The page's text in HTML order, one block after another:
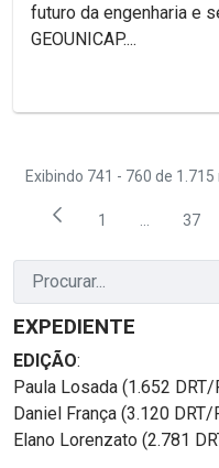
futuro da engenharia e
GEOUNICAP....
Exibindo 741 - 760 de 1.715
Página
1 Páginas
37
EXPEDIENTE
EDIÇÃO:
Paula Losada (1.652 DRT/
Daniel França (3.120 DRT/
Elano Lorenzato (2.781